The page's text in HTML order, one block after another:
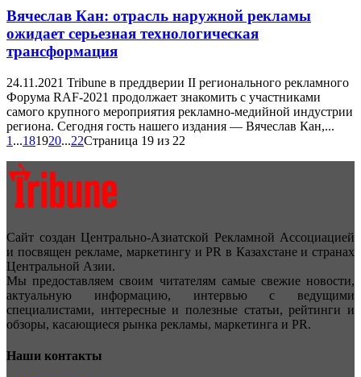
Вячеслав Кан: отрасль наружной рекламы
ожидает серьезная технологическая
трансформация
24.11.2021 Tribune в преддверии II регионального рекламного
Форума RAF-2021 продолжает знакомить с участниками
самого крупного мероприятия рекламно-медийной индустрии
региона. Сегодня гость нашего издания — Вячеслав Кан,...
1 ...181920...22Страница 19 из 22
Сайт создан Центрально-Азиатской Рекламной Ассоциацией
и посвящен рекламе, маркетингу и PR в Казахстане и странах
Центральной Азии.
Мы предоставляем своим читателям самые свежие новости,
актуальную информацию, интервью с ведущими
специалистами, интересные и полезные статьи, рейтинги и
обзоры, касающиеся рынка рекламы, маркетинга и PR.
Наши контакты